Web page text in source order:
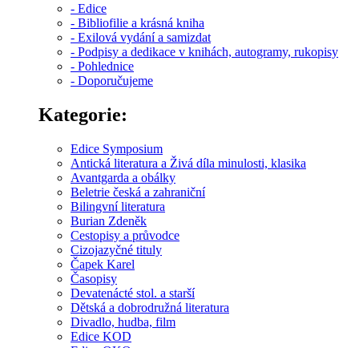
- Edice
- Bibliofilie a krásná kniha
- Exilová vydání a samizdat
- Podpisy a dedikace v knihách, autogramy, rukopisy
- Pohlednice
- Doporučujeme
Kategorie:
Edice Symposium
Antická literatura a Živá díla minulosti, klasika
Avantgarda a obálky
Beletrie česká a zahraniční
Bilingvní literatura
Burian Zdeněk
Cestopisy a průvodce
Cizojazyčné tituly
Čapek Karel
Časopisy
Devatenácté stol. a starší
Dětská a dobrodružná literatura
Divadlo, hudba, film
Edice KOD